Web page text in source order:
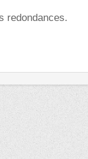
redondances.